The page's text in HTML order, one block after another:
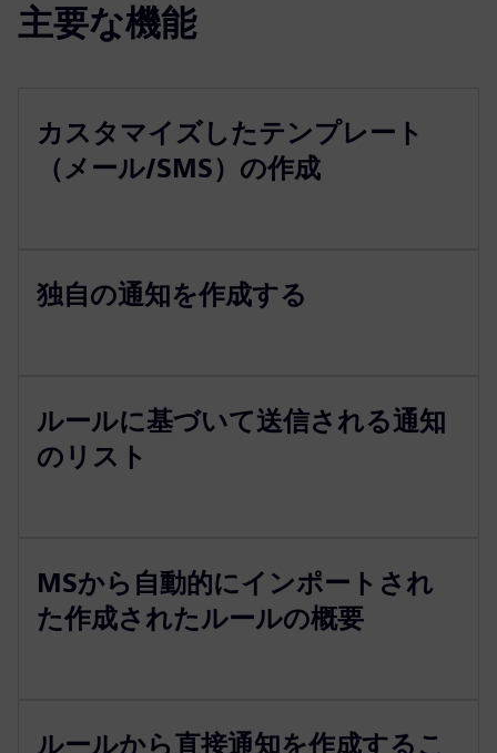
主要な機能
カスタマイズしたテンプレート
（メール/SMS）の作成
独自の通知を作成する
ルールに基づいて送信される通知
のリスト
MSから自動的にインポートされ
た作成されたルールの概要
ルールから直接通知を作成するこ